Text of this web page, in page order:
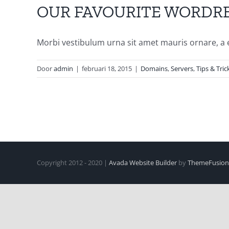
OUR FAVOURITE
Morbi vestibulum urna sit amet mauris ornare, a
Dooradmin | februari 18, 2015 | Domains,Servers,Tips &
Copyright 2012 - 2020 | Avada Website Builder byThemeFusion